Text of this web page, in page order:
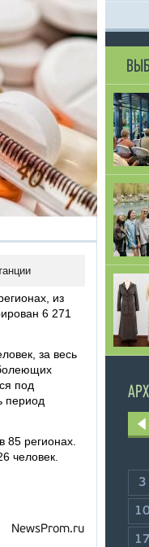
из
6 271
за весь
под
период
85 регионах.
человек.
NewsProm.ru
3
17